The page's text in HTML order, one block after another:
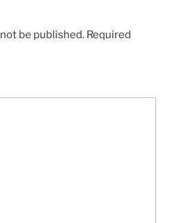
be published. Required